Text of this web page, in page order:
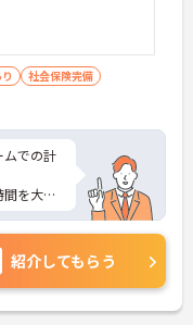
社会保険完備
ムでの計
を大切
れま
、さら
相談くだ
紹介してもらう